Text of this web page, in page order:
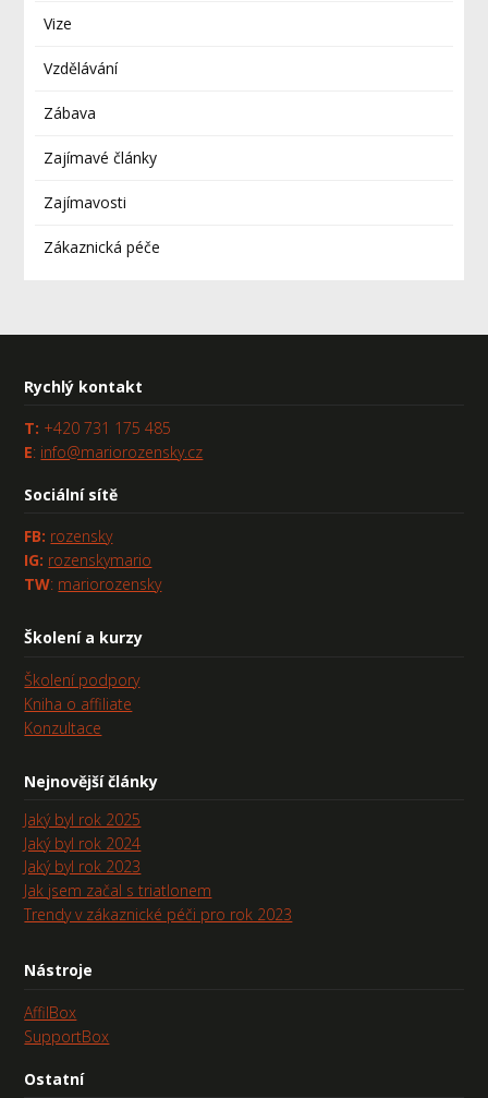
Vize
Vzdělávání
Zábava
Zajímavé články
Zajímavosti
Zákaznická péče
Rychlý kontakt
T: +420 731 175 485
E: info@mariorozensky.cz
Sociální sítě
FB: rozensky
IG: rozenskymario
TW: mariorozensky
Školení a kurzy
Školení podpory
Kniha o affiliate
Konzultace
Nejnovější články
Jaký byl rok 2025
Jaký byl rok 2024
Jaký byl rok 2023
Jak jsem začal s triatlonem
Trendy v zákaznické péči pro rok 2023
Nástroje
AffilBox
SupportBox
Ostatní